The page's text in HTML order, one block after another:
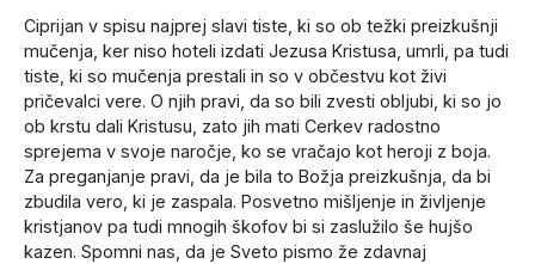
Ciprijan v spisu najprej slavi tiste, ki so ob težki preizkušnji
mučenja, ker niso hoteli izdati Jezusa Kristusa, umrli, pa tudi
tiste, ki so mučenja prestali in so v občestvu kot živi
pričevalci vere. O njih pravi, da so bili zvesti obljubi, ki so jo
ob krstu dali Kristusu, zato jih mati Cerkev radostno
sprejema v svoje naročje, ko se vračajo kot heroji z boja.
Za preganjanje pravi, da je bila to Božja preizkušnja, da bi
zbudila vero, ki je zaspala. Posvetno mišljenje in življenje
kristjanov pa tudi mnogih škofov bi si zaslužilo še hujšo
kazen. Spomni nas, da je Sveto pismo že zdavnaj